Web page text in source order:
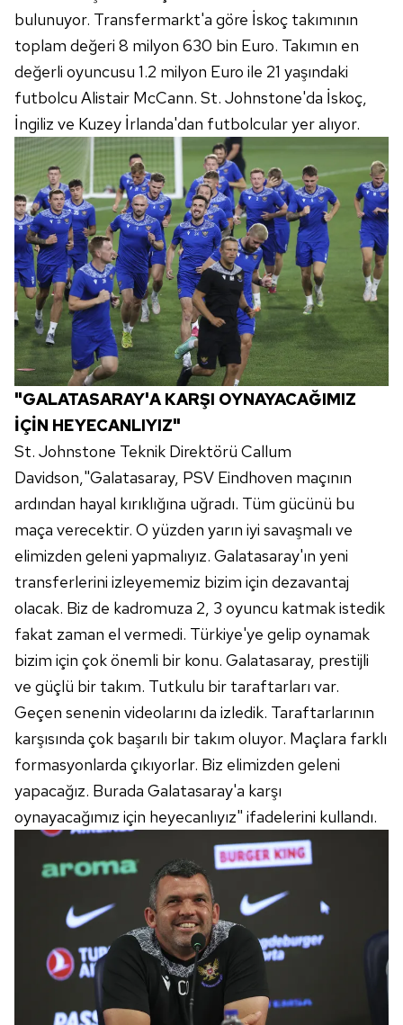
bulunuyor. Transfermarkt'a göre İskoç takımının
toplam değeri 8 milyon 630 bin Euro. Takımın en
değerli oyuncusu 1.2 milyon Euro ile 21 yaşındaki
futbolcu Alistair McCann. St. Johnstone'da İskoç,
İngiliz ve Kuzey İrlanda'dan futbolcular yer alıyor.
"GALATASARAY'A KARŞI OYNAYACAĞIMIZ
İÇİN HEYECANLIYIZ"
St. Johnstone Teknik Direktörü Callum
Davidson,"Galatasaray, PSV Eindhoven maçının
ardından hayal kırıklığına uğradı. Tüm gücünü bu
maça verecektir. O yüzden yarın iyi savaşmalı ve
elimizden geleni yapmalıyız. Galatasaray'ın yeni
transferlerini izleyememiz bizim için dezavantaj
olacak. Biz de kadromuza 2, 3 oyuncu katmak istedik
fakat zaman el vermedi. Türkiye'ye gelip oynamak
bizim için çok önemli bir konu. Galatasaray, prestijli
ve güçlü bir takım. Tutkulu bir taraftarları var.
Geçen senenin videolarını da izledik. Taraftarlarının
karşısında çok başarılı bir takım oluyor. Maçlara farklı
formasyonlarda çıkıyorlar. Biz elimizden geleni
yapacağız. Burada Galatasaray'a karşı
oynayacağımız için heyecanlıyız" ifadelerini kullandı.